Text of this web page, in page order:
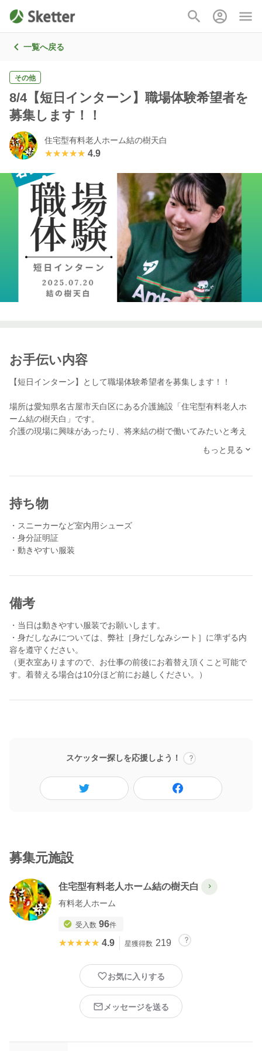
一覧へ戻る
その他
8/4【短日インターン】職場体験希望者を
募集します！！
住宅型有料老人ホーム結の樹天白
★★★★★
★★★★★ 4.9
お手伝い内容
【短日インターン】として職場体験希望者を募集します！！
場所は愛知県名古屋市天白区にある介護施設「住宅型有料老人ホ
ーム結の樹天白」です。
介護の現場に興味があったり、将来結の樹で働いてみたいと考え
介護職を憧れの職業に！フィジカルやメンタルが強くないとでき
りの仕事だと考えています。
私たちは「ドクター」や「看護師」ではないのでその人の残され
た人生を延ばすことはできません。
をその人らしく暮らすサポートができます。
一緒に創意工夫しながらその人らしさを発揮し、自分らしさを磨
〈参加要件〉
・介護の仕事に興味がある
・やりがい、働きがいを持って従事できる
・高齢者の方々が好き
・何事にもチャレンジする気持ちがある
10:10 排泄・入浴介助
11:30 昼食準備
12:00 昼食介助
無資格者、有資格者に応じて体験内容は変更させていただきま
ご希望の日程を何日か提示して頂き、調整いたします。
※ 感染予防対策の一環として急遽中止になる場合がございます。
予めご了承ください。
※ 感染拡大予防のため、手洗いうがい当日の検温のご協力およ
び、参加日当日から遡って一週間の平熱であることを条件とさせ
もっと見る
持ち物
・スニーカーなど室内用シューズ
・身分証明証
・動きやすい服装
備考
・当日は動きやすい服装でお願いします。
・身だしなみについては、弊社［身だしなみシート］に準ずる内
容を遵守ください。
（更衣室ありますので、お仕事の前後にお着替え頂くこと可能で
す。着替える場合は10分ほど前にお越しください。）
スケッター探しを応援しよう！
募集元施設
住宅型有料老人ホーム結の樹天白
有料老人ホーム
受入数 96件
★★★★★
★★★★★ 4.9 星獲得数 219
お気に入りする
メッセージを送る